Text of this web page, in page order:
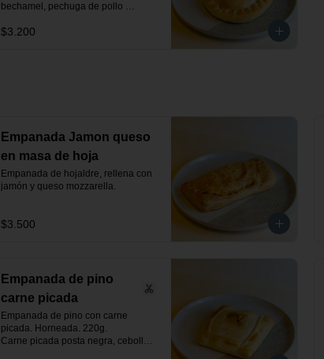
bechamel, pechuga de pollo
$3.200
Empanada Jamon queso
en masa de hoja
Empanada de hojaldre, rellena con
jamón y queso mozzarella.
$3.500
Empanada de pino
carne picada
Empanada de pino con carne
picada. Horneada. 220g.
Carne picada posta negra, cebolla,